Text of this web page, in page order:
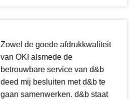
Zowel de goede afdrukkwaliteit
van OKI alsmede de
betrouwbare service van d&b
deed mij besluiten met d&b te
gaan samenwerken. d&b staat